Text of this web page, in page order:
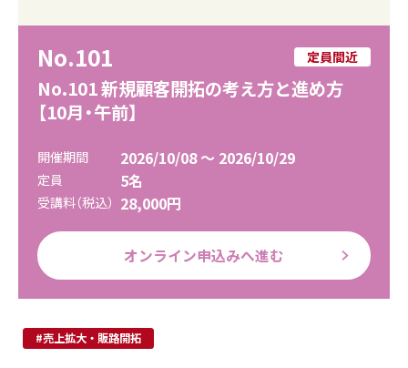
No.101 定員間近
No.101 新規顧客開拓の考え方と進め方
【10月・午前】
開催期間 2026/10/08 ～ 2026/10/29
定員 5名
受講料（税込） 28,000円
オンライン申込みへ進む
#売上拡大・販路開拓